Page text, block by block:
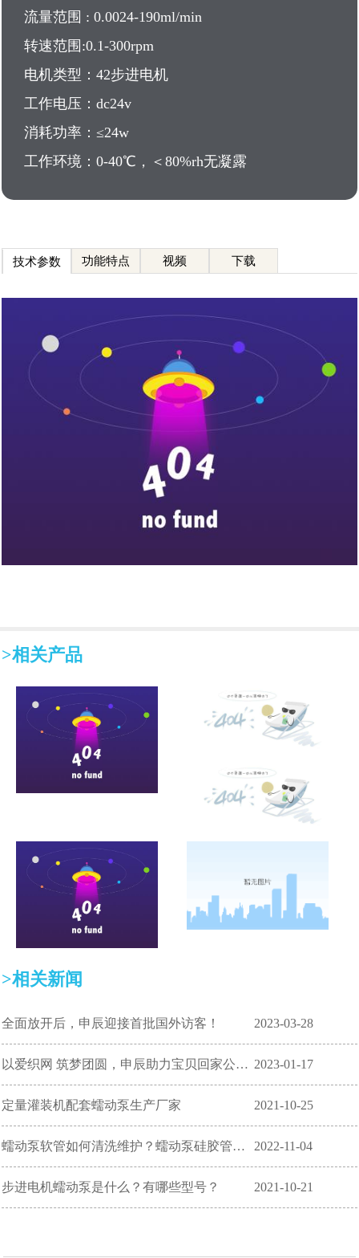
流量范围 : 0.0024-190ml/min
转速范围:0.1-300rpm
电机类型：42步进电机
工作电压：dc24v
消耗功率：≤24w
工作环境：0-40℃，＜80%rh无凝露
技术参数 功能特点 视频 下载
>相关产品
>相关新闻
全面放开后，申辰迎接首批国外访客！ 2023-03-28
以爱织网 筑梦团圆，申辰助力宝贝回家公益项目！ 2023-01-17
定量灌装机配套蠕动泵生产厂家 2021-10-25
蠕动泵软管如何清洗维护？蠕动泵硅胶管如何保养？ 2022-11-04
步进电机蠕动泵是什么？有哪些型号？ 2021-10-21